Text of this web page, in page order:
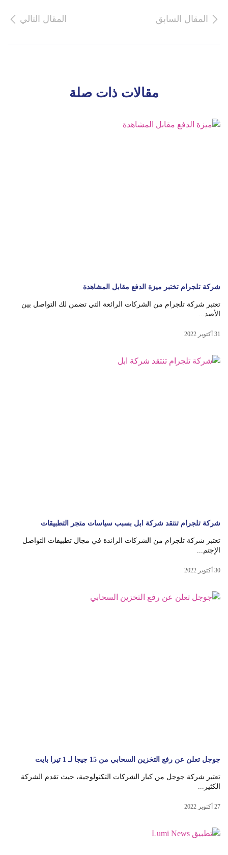
المقال السابق المقال التالي
مقالات ذات صلة
شركة تلجرام تختبر ميزة الدفع مقابل المشاهدة
تعتبر شركة تلجرام من الشركات الرائعة التي تضمن لك التواصل بين
الأصد...
31 أكتوبر 2022
شركة تلجرام تنتقد شركة ابل بسبب سياسات متجر التطبيقات
تعتبر شركة تلجرام من الشركات الرائدة في مجال تطبيقات التواصل
الإجتم...
30 أكتوبر 2022
جوجل تعلن عن رفع التخزين السحابي من 15 جيجا لـ 1 تيرا بايت
تعتبر شركة جوجل من كبار الشركات التكنولوجية، حيث تقدم الشركة
الكثير...
27 أكتوبر 2022